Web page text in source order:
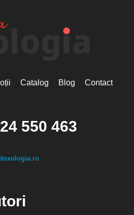
Catalog Blog Contact
550 463